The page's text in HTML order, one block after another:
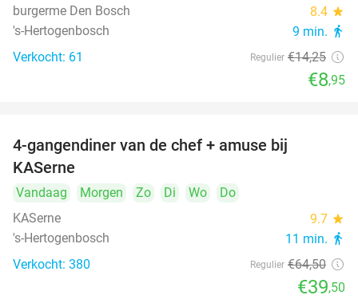
burgerme Den Bosch
8.4 star
's-Hertogenbosch 9 min. directions_walk
Verkocht: 61 Regulier €14,25
€8,95
4-gangendiner van de chef + amuse bij
KASerne
Vandaag Morgen Zo Di Wo
Do
KASerne
9.7 star
's-Hertogenbosch 11 min. directions_walk
Verkocht: 380 Regulier €64,50
€39,50